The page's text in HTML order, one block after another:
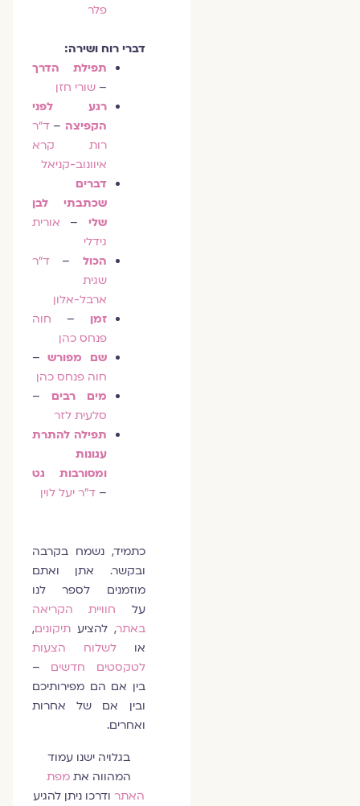
פלר
דברי רוח ושירה:
תפילת הדרך
–שורי חזן
רגע לפני
הקפיצה–ד"ר
רות קרא
איוונוב-קניאל
דברים
שכתבתי לבן
שלי
–
אורית
גידלי
הכול–
ד"ר
שגית
ארבל-אלון
זמן
–
חוה
פנחס כהן
שם מפורש–
חוה פנחס כהן
מים רבים
סלעית לזר
תפילה להתרת
עגונות
ומסורבות גט
–ד"ר יעל לוין
כתמיד, נשמח בקרבה
ובקשר. אתן ואתם
מוזמנים לספר לנו
על
חוויית הקריאה
באתר, להציעתיקונים,
או
לשלוח הצעות
לטקסטים חדשים–
בין אם הם מפירותיכם
ובין אם של אחרות
ואחרים.
בגלויה ישנו עמוד
המהווה אתמפת
האתרודרכו ניתן להגיע